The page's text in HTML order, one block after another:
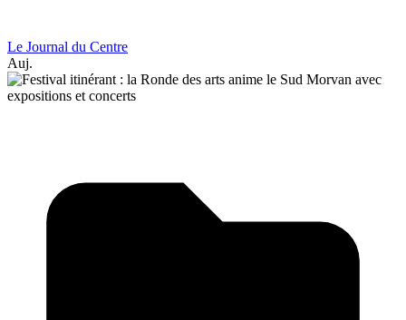
Le Journal du Centre
Auj.